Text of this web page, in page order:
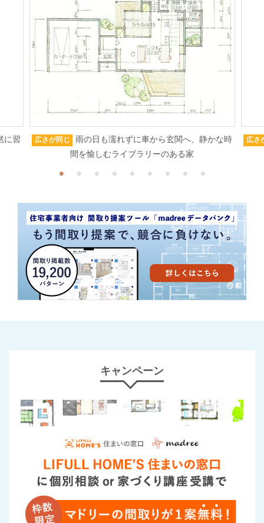
に習 広さが同じ
雨の日も濡れずに車から玄関へ、静かな時
間を愉しむライブラリーのある家
広さ
キャンペーン